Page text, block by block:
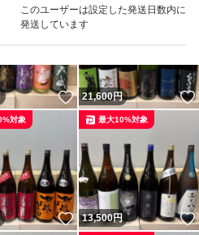
このユーザーは設定した発送日数内に
発送しています
いいね！
21,600円
いいね！
対象
13,500円
最大10%対象